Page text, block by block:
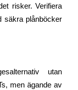
risker. Verifiera
säkra plånböcker
utan
men ägande av